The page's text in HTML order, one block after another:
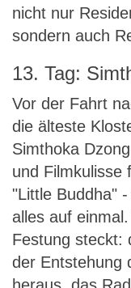
nicht nur
sondern auch
13. Tag:
Vor der Fahrt
die älteste
Simthoka
und Filmkulisse
"Little Buddha"
alles auf
Festung steckt:
der Entstehung